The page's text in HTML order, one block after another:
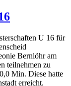
U 16 für
Bernlöhr am
teilnehmen zu
Min. Diese hatte
erreicht.